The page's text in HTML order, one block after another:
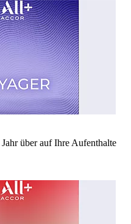
Jahr über auf Ihre Aufenthalte